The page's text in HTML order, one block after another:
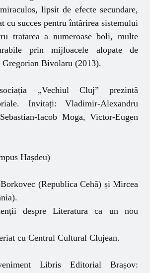
lipsit de efecte secundare,
cu succes pentru întărirea sistemului
tratarea a numeroase boli, multe
prin mijloacele alopate de
Gregorian Bivolaru (2013).
„Vechiul Cluj” prezintă
Invitați: Vladimir-Alexandru
Iacob Moga, Victor-Eugen
Hașdeu)
(Republica Cehă) și Mircea
despre Literatura ca un nou
cu Centrul Cultural Clujean.
Libris Editorial Brașov: